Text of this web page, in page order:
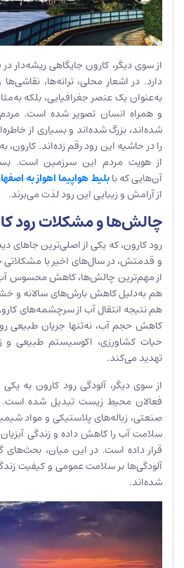
از سوی دیگر، کارون جایگاهی ریشه‌دار
دارد. در اشعار محلی، ترانه‌ها،
به‌عنوان یک عنصر جغرافیایی، بلکه
و همراه انسان تصویر شده است. مردم
شده‌اند، بزرگ شده‌اند و بسیاری از
را در حاشیه این رود رقم زده‌اند.
از هویت مردم این سرزمین است.
آن‌هایی که بابلیط هواپیما اهواز به
از آرامش و زیبایی این رود لذت می‌برند.
چالش‌ها و مشکلات رود
رود کارون، که یکی از اصلی‌ترین جاهای
و قدمتش، در سال‌های اخیر با
از مهم‌ترین چالش‌ها، کاهش محسوس آب
هم به‌دلیل کاهش بارش‌های سالانه و
هم نتیجه انتقال آب از سرچشمه‌های
کاهش حجم آب، نه‌تنها جریان طبیعی رود
حیات کشاورزی، اکوسیستم طبیعی
تهدید می‌کند.
از سوی دیگر، آلودگی رود کارون به
فعالان محیط زیست تبدیل شده
صنعتی، زباله‌های پلاستیکی و مواد
سلامت آب را کاهش داده و زندگی
قرار داده است. در این میان، بحث‌های
آلودگی‌ها بر سلامت عمومی و کیفیت
شده‌اند.